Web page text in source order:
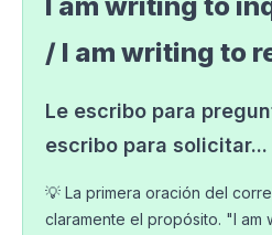
/ I am writing to
Le escribo para
escribo para solicitar...
💡 La primera oración del
claramente el propósito. "I am